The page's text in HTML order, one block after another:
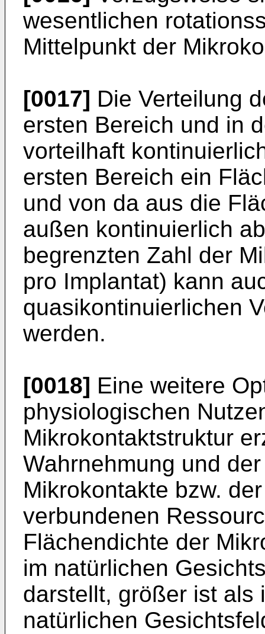
wesentlichen
Mittelpunkt der
[0017] Die Verteilung
ersten Bereich und in
vorteilhaft
ersten Bereich ein
und von da aus die
außen kontinuierlich
begrenzten Zahl der
pro Implantat) kann
quasikontinuierlichen
werden.
[0018] Eine weitere
physiologischen
Mikrokontaktstruktur
Wahrnehmung und
Mikrokontakte bzw.
verbundenen
Flächendichte der
im natürlichen
darstellt, größer ist als
natürlichen